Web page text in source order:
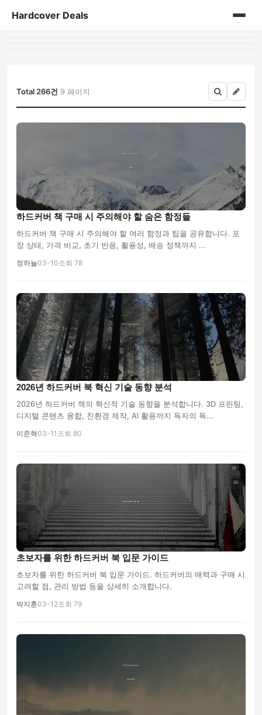
Hardcover Deals
Total 266건 9 페이지
하드커버 책 구매 시 주의해야 할 숨은 함정들
하드커버 책 구매 시 주의해야 할 여러 함정과 팁을 공유합니다. 포
장 상태, 가격 비교, 초기 반응, 활용성, 배송 정책까지 ...
정하늘03-10조회 78
2026년 하드커버 북 혁신 기술 동향 분석
2026년 하드커버 책의 혁신적 기술 동향을 분석합니다. 3D 프린팅,
디지털 콘텐츠 융합, 친환경 제작, AI 활용까지 독자의 독...
이준혁03-11 조회 80
초보자를 위한 하드커버 북 입문 가이드
초보자를 위한 하드커버 북 입문 가이드. 하드커버의 매력과 구매 시
고려할 점, 관리 방법 등을 상세히 소개합니다.
박지훈03-12조회 79